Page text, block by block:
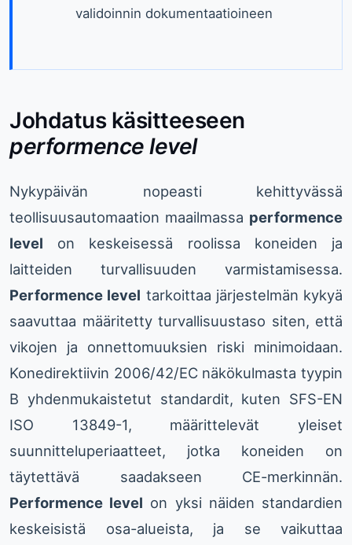
validoinnin dokumentaatioineen
Johdatus käsitteeseen
performence level
Nykypäivän nopeasti kehittyvässä
teollisuusautomaation maailmassa performence
level on keskeisessä roolissa koneiden ja
laitteiden turvallisuuden varmistamisessa.
Performence level tarkoittaa järjestelmän kykyä
saavuttaa määritetty turvallisuustaso siten, että
vikojen ja onnettomuuksien riski minimoidaan.
Konedirektiivin 2006/42/EC näkökulmasta tyypin
B yhdenmukaistetut standardit, kuten SFS-EN
ISO 13849-1, määrittelevät yleiset
suunnitteluperiaatteet, jotka koneiden on
täytettävä saadakseen CE-merkinnän.
Performence level on yksi näiden standardien
keskeisistä osa-alueista, ja se vaikuttaa